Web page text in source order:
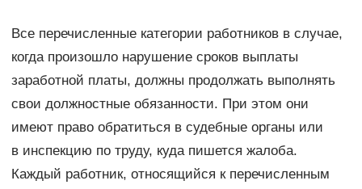
Все перечисленные категории работников в случае,
когда произошло нарушение сроков выплаты
заработной платы, должны продолжать выполнять
свои должностные обязанности. При этом они
имеют право обратиться в судебные органы или
в инспекцию по труду, куда пишется жалоба.
Каждый работник, относящийся к перечисленным